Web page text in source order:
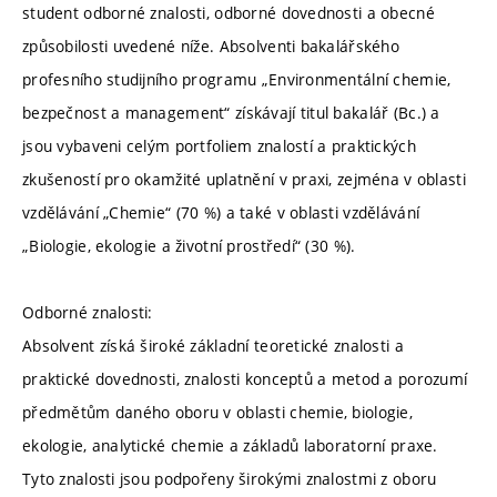
student odborné znalosti, odborné dovednosti a obecné
způsobilosti uvedené níže. Absolventi bakalářského
profesního studijního programu „Environmentální chemie,
bezpečnost a management“ získávají titul bakalář (Bc.) a
jsou vybaveni celým portfoliem znalostí a praktických
zkušeností pro okamžité uplatnění v praxi, zejména v oblasti
vzdělávání „Chemie“ (70 %) a také v oblasti vzdělávání
„Biologie, ekologie a životní prostředí“ (30 %).
Odborné znalosti:
Absolvent získá široké základní teoretické znalosti a
praktické dovednosti, znalosti konceptů a metod a porozumí
předmětům daného oboru v oblasti chemie, biologie,
ekologie, analytické chemie a základů laboratorní praxe.
Tyto znalosti jsou podpořeny širokými znalostmi z oboru